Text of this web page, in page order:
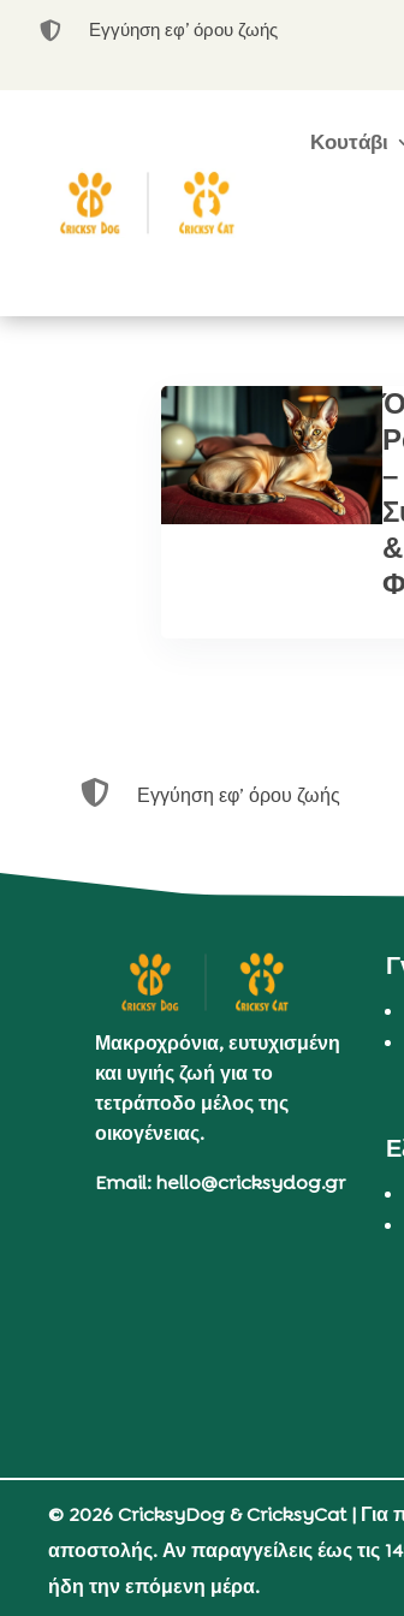
 Εγγύηση εφ’ όρου ζωής
Κουτάβι
–
&
 Εγγύηση εφ’ όρου ζωής
Μακροχρόνια, ευτυχισμένη
και υγιής ζωή για το
τετράποδο μέλος της
οικογένειας.
Email: hello@cricksydog.gr
© 2026 CricksyDog & CricksyCat| Για
αποστολής. Αν παραγγείλεις έως τις
ήδη την επόμενη μέρα.